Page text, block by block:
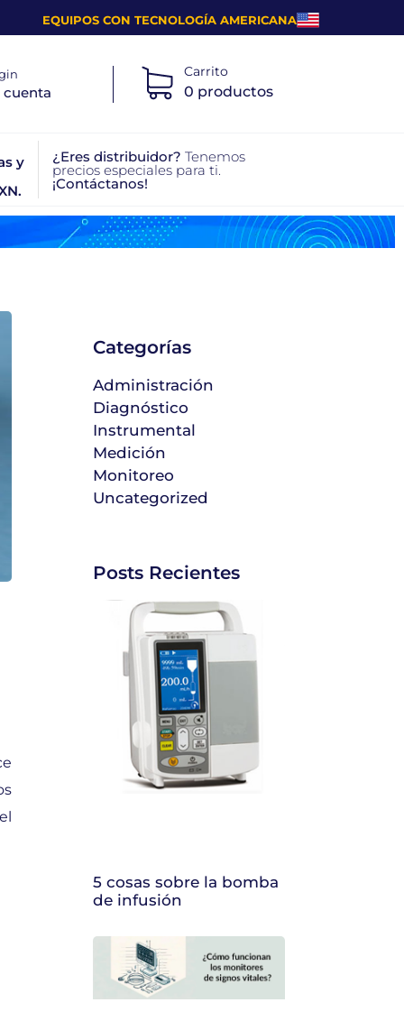
EQUIPOS CON TECNOLOGÍA AMERICANA
cuenta
Carrito
0 productos
y
¿Eres distribuidor? Tenemos
precios especiales para ti.
¡Contáctanos!
Categorías
Administración
Diagnóstico
Instrumental
Medición
Monitoreo
Uncategorized
Posts Recientes
5 cosas sobre la bomba
de infusión